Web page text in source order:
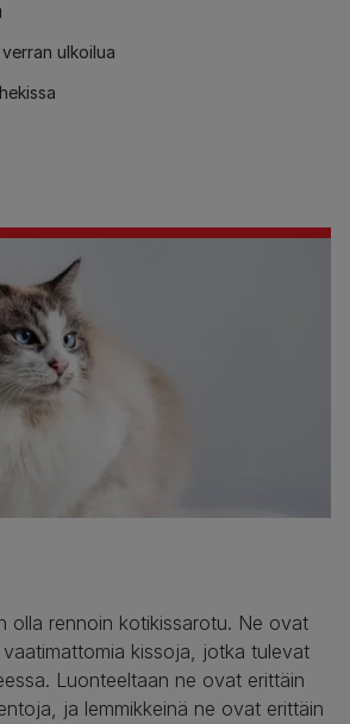
ulkoilua
olla rennoin kotikissarotu. Ne ovat
kissoja, jotka tulevat
Luonteeltaan ne ovat erittäin
ja lemmikkeinä ne ovat erittäin